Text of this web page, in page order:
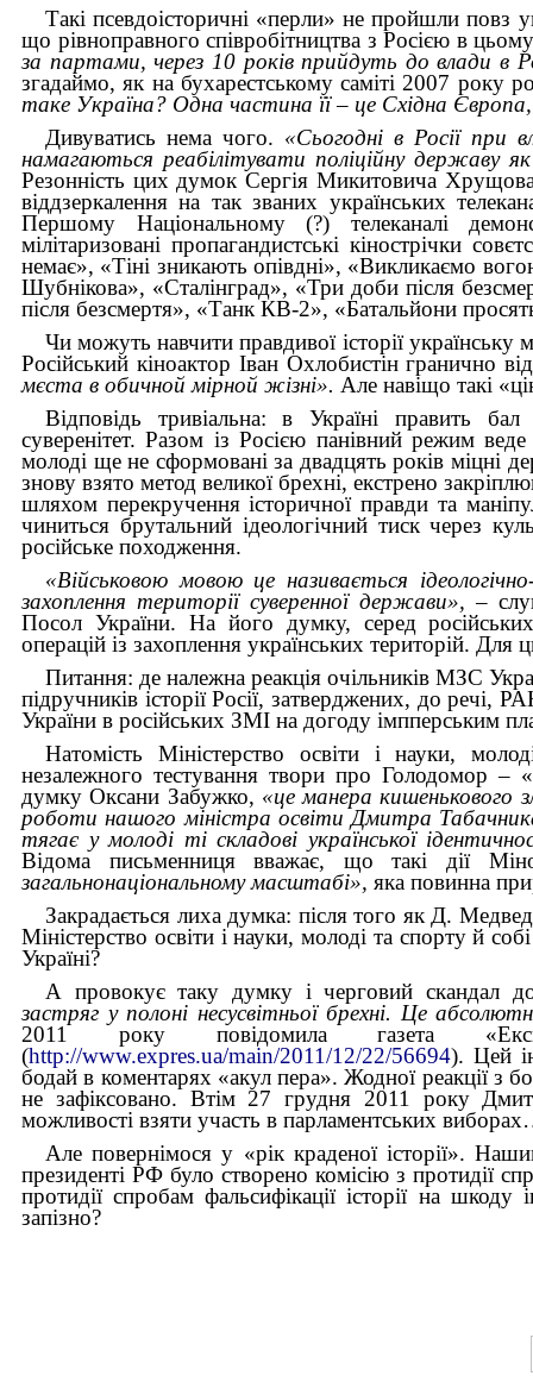
Такі псевдоісторичні «перли» не пройшли повз
що рівноправного співробітництва з Росією в
за партами, через 10 років прийдуть до влади в
згадаймо, як на бухарестському саміті 2007 року
таке Україна? Одна частина її – це Східна
Дивуватись нема чого. «Сьогодні в Росії при
намагаються реабілітувати поліційну державу
Резонність цих думок Сергія Микитовича
віддзеркалення на так званих українських
Першому Національному (?) телеканалі
мілітаризовані пропагандистські кінострічки
немає», «Тіні зникають опівдні», «Викликаємо
Шубнікова», «Сталінград», «Три доби після
після безсмертя», «Танк КВ-2», «Батальйони
Чи можуть навчити правдивої історії
Російський кіноактор Іван Охлобистін гранично
мєста в обичной мірной жізні». Але навіщо такі
Відповідь тривіальна: в Україні править
суверенітет. Разом із Росією панівний режим
молоді ще не сформовані за двадцять років міцні
знову взято метод великої брехні, екстрено
шля­хом перекручення історичної правди та
чиниться брутальний ідеологічний тиск через
російське походження.
«Військовою мовою це називається
захоплення території суверенної держави», –
Посол України. На його думку, серед російських
операцій із захоплення українських територій.
Питання: де належна реакція очільників МЗС
підручників історії Росії, затверджених, до речі,
України в російських ЗМІ на догоду імпперським
Натомість Міністерство освіти і науки,
незалежного тестування твори про Голодомор
думку Оксани Забужко, «це манера кишенькового
роботи нашого міністра освіти Дмитра
тягає у молоді ті складові української
Відома письменниця вважає, що такі дії
загальнонаціональному масштабі», яка повинна
Закрадається лиха думка: після того як Д.
Міністерство освіти і науки, молоді та спорту й
Україні?
А провокує таку думку і черговий скандал
застряг у полонi несусвiтньої брехнi. Це
2011 року повідомила газета
(http://www.expres.ua/main/2011/12/22/56694). Цей
бодай в коментарях «акул пера». Жодної реакції з
не зафіксовано. Втім 27 грудня 2011 року
можливості взяти участь в парламентських
Але повернімося у «рік краденої історії».
президенті РФ було створено комісію з протидії
протидії спробам фальсифікації історії на
запізно?